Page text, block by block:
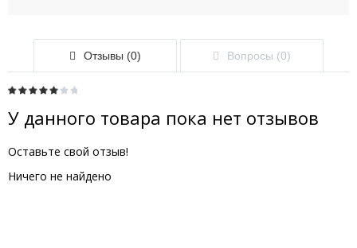
Отзывы (0) Вопросы (0)
У данного товара пока нет отзывов
Оставьте свой отзыв!
Ничего не найдено